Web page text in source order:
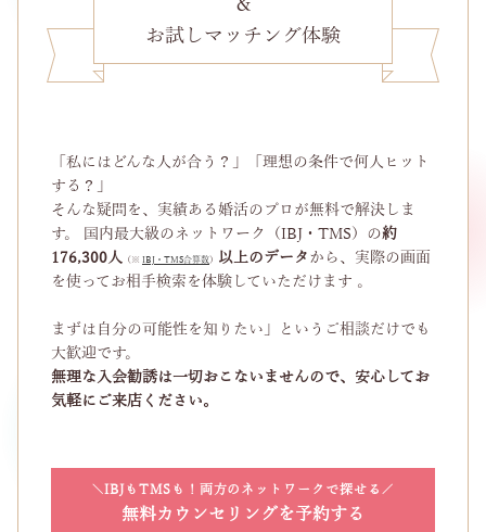
＆
お試しマッチング体験
「私にはどんな人が合う？」「理想の条件で何人ヒット
する？」
そんな疑問を、実績ある婚活のプロが無料で解決しま
す。 国内最大級のネットワーク（IBJ・TMS）の約
176,300人 （※ IBJ・TMS合算数） 以上のデータ から、実際の画面
を使ってお相手検索を体験していただけます 。
まずは自分の可能性を知りたい」というご相談だけでも
大歓迎です。
無理な入会勧誘は一切おこないませんので、安心してお
気軽にご来店ください。
IBJもTMSも！両方のネットワークで探せる
無料カウンセリングを予約する